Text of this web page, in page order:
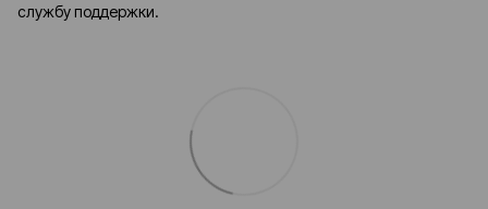
службу поддержки.